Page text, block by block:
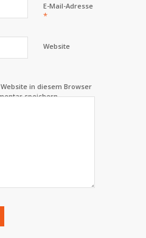
E-Mail-Adresse
*
Website
in diesem Browser
speichern.